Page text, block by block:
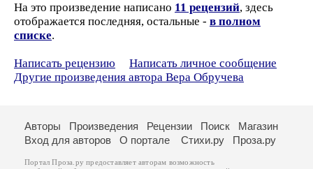
На это произведение написано 11 рецензий, здесь
отображается последняя, остальные - в полном
списке.
Написать рецензию
Написать личное сообщение
Другие произведения автора Вера Обручева
Авторы Произведения Рецензии Поиск
Магазин
Вход для авторов
О портале Стихи.ру Проза.ру
Портал Проза.ру предоставляет авторам возможность